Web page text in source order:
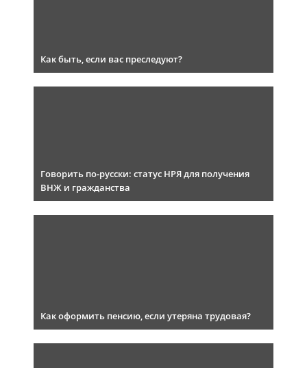
Как быть, если вас преследуют?
Говорить по-русски: статус НРЯ для получения
ВНЖ и гражданства
Как оформить пенсию, если утеряна трудовая?